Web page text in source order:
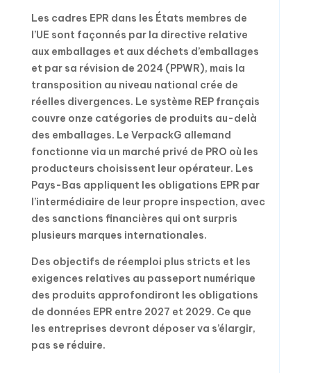
Les cadres EPR dans les États membres de
l’UE sont façonnés par la directive relative
aux emballages et aux déchets d’emballages
et par sa révision de 2024 (PPWR), mais la
transposition au niveau national crée de
réelles divergences. Le système REP français
couvre onze catégories de produits au-delà
des emballages. Le VerpackG allemand
fonctionne via un marché privé de PRO où les
producteurs choisissent leur opérateur. Les
Pays-Bas appliquent les obligations EPR par
l’intermédiaire de leur propre inspection, avec
des sanctions financières qui ont surpris
plusieurs marques internationales.
Des objectifs de réemploi plus stricts et les
exigences relatives au passeport numérique
des produits approfondiront les obligations
de données EPR entre 2027 et 2029. Ce que
les entreprises devront déposer va s’élargir,
pas se réduire.